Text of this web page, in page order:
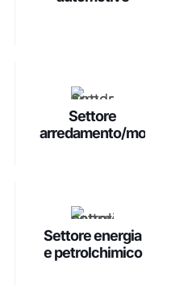
Settore
arredamento/mobili
Settore energia
e petrolchimico